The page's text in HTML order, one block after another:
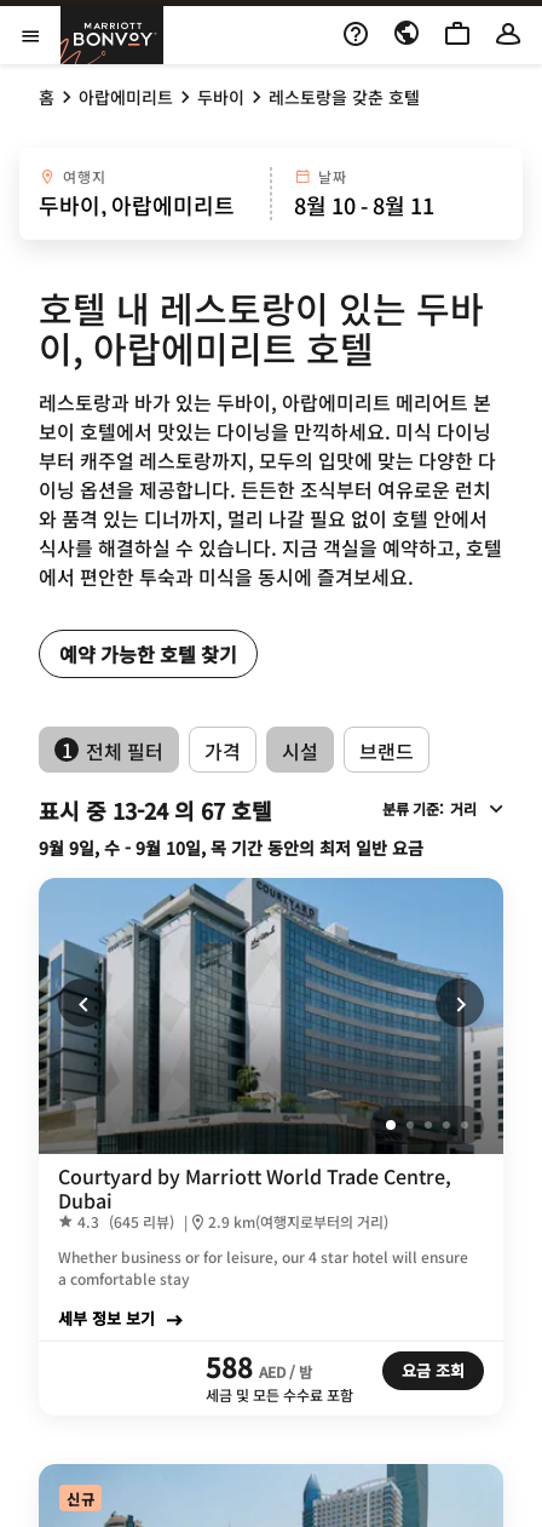
Skip to Content
메뉴 열기
Marriott Bonvoy
홈 아랍에미리트 두바이 레스토랑을 갖춘 호텔
여행지 날짜
호텔 내 레스토랑이 있는 두바
이, 아랍에미리트 호텔
레스토랑과 바가 있는 두바이, 아랍에미리트 메리어트 본
보이 호텔에서 맛있는 다이닝을 만끽하세요. 미식 다이닝
부터 캐주얼 레스토랑까지, 모두의 입맛에 맞는 다양한 다
이닝 옵션을 제공합니다. 든든한 조식부터 여유로운 런치
와 품격 있는 디너까지, 멀리 나갈 필요 없이 호텔 안에서
식사를 해결하실 수 있습니다. 지금 객실을 예약하고, 호텔
에서 편안한 투숙과 미식을 동시에 즐겨보세요.
예약 가능한 호텔 찾기
1 전체 필터 가격 시설 브랜드
표시 중 13-24 의 67 호텔 분류 기준: 거리
9월 9일, 수 - 9월 10일, 목 기간 동안의 최저 일반 요금
Courtyard by Marriott World Trade Centre,
Dubai
4.3 (645 리뷰) |
2.9 km(여행지로부터의 거리)
Whether business or for leisure, our 4 star hotel will ensure
a comfortable stay
세부 정보 보기
588 AED / 밤
세금 및 모든 수수료 포함
요금 조회
신규